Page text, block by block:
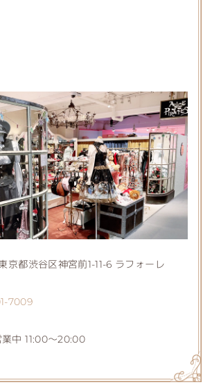
京都渋谷区神宮前1-11-6 ラフォーレ
7009
中 11:00〜20:00